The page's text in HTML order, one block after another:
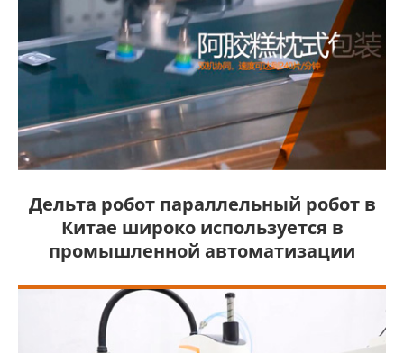
Дельта робот параллельный робот в
Китае широко используется в
промышленной автоматизации